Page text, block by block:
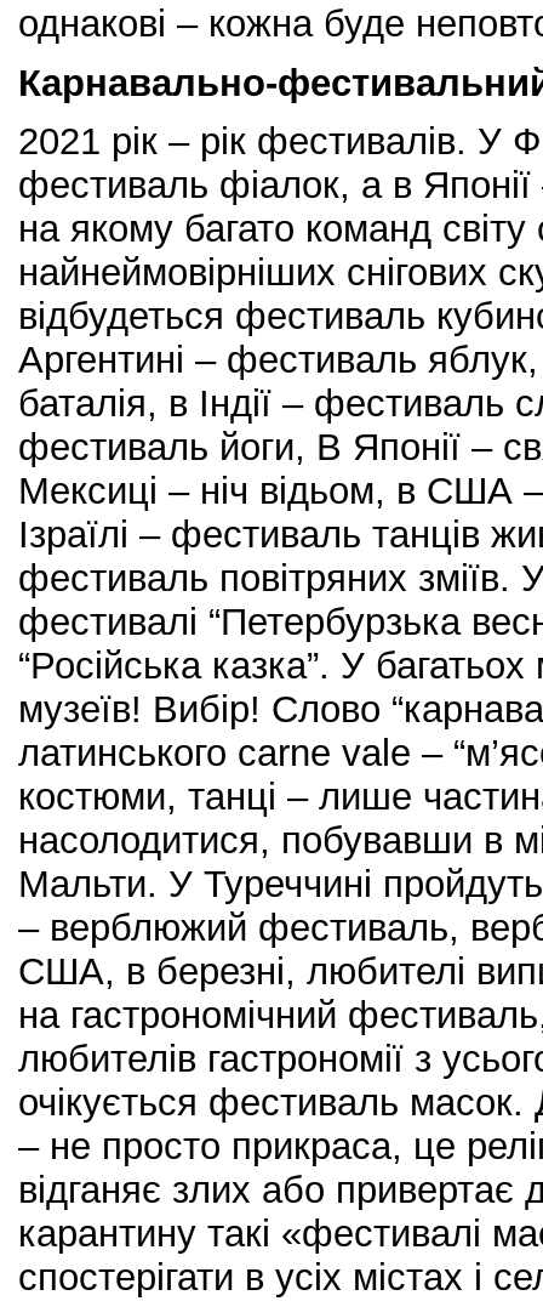
однакові – кожна буде
Карнавально-
2021 рік – рік фестивалів. У
фестиваль фіалок, а в
на якому багато команд світу
найнеймовірніших снігових
відбудеться фестиваль
Аргентині – фестиваль яблук,
баталія, в Індії – фестиваль
фестиваль йоги, В Японії –
Мексиці – ніч відьом, в США
Ізраїлі – фестиваль танців
фестиваль повітряних зміїв.
фестивалі “Петербурзька
“Російська казка”. У
музеїв! Вибір! Слово
латинського carne vale –
костюми, танці – лише
насолодитися, побувавши в
Мальти. У Туреччині
– верблюжий фестиваль,
США, в березні, любителі
на гастрономічний
любителів гастрономії з
очікується фестиваль
– не просто прикраса, це
відганяє злих або
карантину такі «фестивалі
спостерігати в усіх містах і